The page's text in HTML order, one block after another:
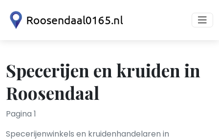
Specerijen en kruiden in
Roosendaal
Pagina 1
Specerijenwinkels en kruidenhandelaren in